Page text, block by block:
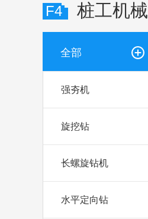
F4 桩工机械
全部
强夯机
旋挖钻
长螺旋钻机
水平定向钻